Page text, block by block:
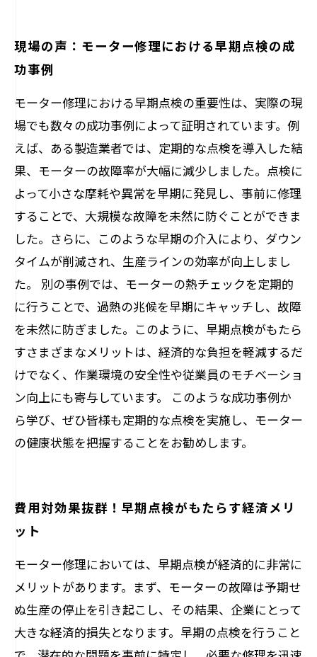
現場の声：モーター修理における早期点検の成
功事例
モーター修理における早期点検の重要性は、実際の現
場でも数々の成功事例によって証明されています。例
えば、ある製造業者では、定期的な点検を導入した結
果、モーターの故障率が大幅に減少しました。点検に
よって小さな摩耗や異常を早期に発見し、事前に修理
することで、大規模な故障を未然に防ぐことができま
した。さらに、このような早期の介入により、ダウン
タイムが削減され、生産ラインの効率が向上しまし
た。 別の事例では、モーターの熱チェックを定期的
に行うことで、過熱の兆候を早期にキャッチし、故障
を未然に防ぎました。このように、早期点検がもたら
すさまざまなメリットは、経済的な負担を軽減するだ
けでなく、作業環境の安全性や従業員のモチベーショ
ン向上にも寄与しています。 このような成功事例か
ら学び、ぜひ皆様も定期的な点検を実施し、モーター
の健康状態を把握することをお勧めします。
費用対効果抜群！早期点検がもたらす経済メリ
ット
モーター修理においては、早期点検が経済的に非常に
メリットがあります。まず、モーターの故障は予期せ
ぬ生産の停止を引き起こし、その結果、企業にとって
大きな経済的損失となります。早期の点検を行うこと